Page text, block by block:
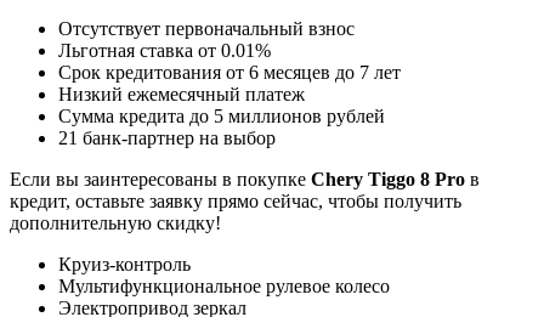
Отсутствует первоначальный взнос
Льготная ставка от 0.01%
Срок кредитования от 6 месяцев до 7 лет
Низкий ежемесячный платеж
Сумма кредита до 5 миллионов рублей
21 банк-партнер на выбор
Если вы заинтересованы в покупке Chery Tiggo 8 Pro в
кредит, оставьте заявку прямо сейчас, чтобы получить
дополнительную скидку!
Круиз-контроль
Мультифункциональное рулевое колесо
Электропривод зеркал